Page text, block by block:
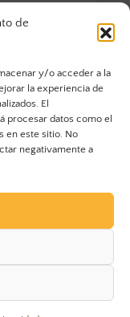
de
y/o acceder a la
la experiencia de
El
procesar datos como el
en este sitio. No
negativamente a
los derechos